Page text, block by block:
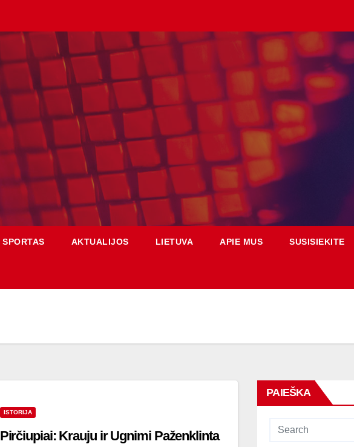
SPORTAS AKTUALIJOS LIETUVA APIE MUS SUSISIEKITE
ISTORIJA
Pirčiupiai: Krauju ir Ugnimi Paženklinta
PAIEŠKA